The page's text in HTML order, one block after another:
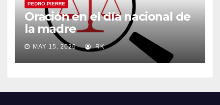
PEDRO PIERRE
Oración en el día nacional de
la madre
MAY 15, 2026 RK